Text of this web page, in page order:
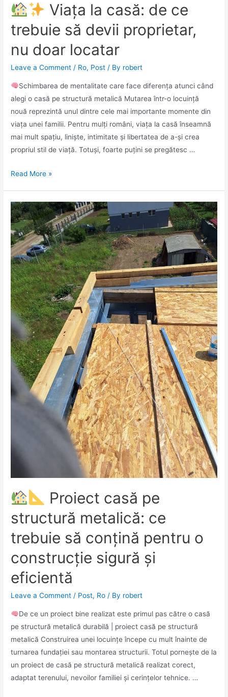
Viața la casă: de ce
trebuie să devii proprietar,
nu doar locatar
Leave a Comment / Ro, Post / By robert
Schimbarea de mentalitate care face diferența atunci când
alegi o casă pe structură metalică Mutarea într-o locuință
nouă reprezintă unul dintre cele mai importante momente din
viața unei familii. Pentru mulți români, viața la casă înseamnă
mai mult spațiu, liniște, intimitate și libertatea de a-și crea
propriul stil de viață. Totuși, foarte puțini se pregătesc …
Read More »
Proiect casă pe
structură metalică: ce
trebuie să conțină pentru o
construcție sigură și
eficientă
Leave a Comment / Post, Ro / By robert
De ce un proiect bine realizat este primul pas către o casă
pe structură metalică durabilă | proiect casă pe structură
metalică Construirea unei locuințe începe cu mult înainte de
turnarea fundației sau montarea structurii. Totul pornește de la
un proiect de casă pe structură metalică realizat corect,
adaptat terenului, nevoilor familiei și cerințelor tehnice. …